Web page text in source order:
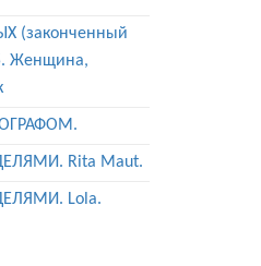
(законченный
Женщина,
Rita Maut.
Lola.